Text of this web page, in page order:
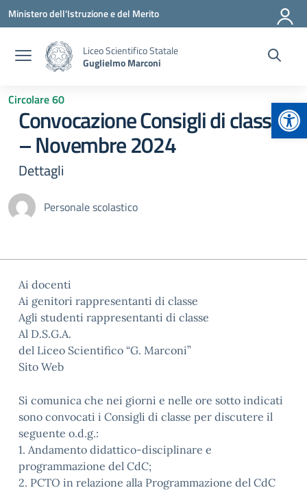
Vai ai contenuti
Vai al menu di navigazione
Vai al footer
Ministero dell'Istruzione e del Merito
Liceo Scientifico Statale
Guglielmo Marconi
Circolare 60
Convocazione Consigli di classe
– Novembre 2024
Dettagli
Personale scolastico
Ai docenti
Ai genitori rappresentanti di classe
Agli studenti rappresentanti di classe
Al D.S.G.A.
del Liceo Scientifico “G. Marconi”
Sito Web
Si comunica che nei giorni e nelle ore sotto indicati
sono convocati i Consigli di classe per discutere il
seguente o.d.g.:
1. Andamento didattico-disciplinare e
programmazione del CdC;
2. PCTO in relazione alla Programmazione del CdC